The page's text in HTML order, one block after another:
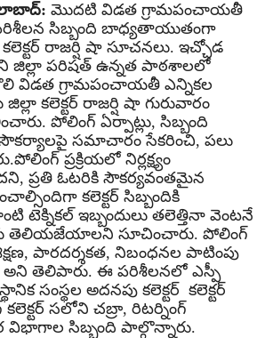
మొదటి విడత గ్రామపంచాయతీ
సిబ్బంది బాధ్యతాయుతంగా
రాజర్షి షా సూచనలు. ఇచ్చోడ
జిల్లా పరిషత్ ఉన్నత పాఠశాలలో
విడత గ్రామపంచాయతీ ఎన్నికల
కలెక్టర్ రాజర్షి షా గురువారం
పోలింగ్ ఏర్పాట్లు, సిబ్బంది
సౌకర్యాలపై సమాచారం సేకరించి, పలు
పోలింగ్ ప్రక్రియలో నిర్లక్ష్యం
ప్రతి ఓటరికి సౌకర్యవంతమైన
కలెక్టర్ సిబ్బందికి
టెక్నికల్ ఇబ్బందులు తలెత్తినా వెంటనే
తెలియజేయాలని సూచించారు. పోలింగ్
పారదర్శకత, నిబంధనల పాటింపు
అని తెలిపారు. ఈ పరిశీలనలో ఎస్పీ
సంస్థల అదనపు కలెక్టర్ కలెక్టర్
సలోని చబ్రా, రిటర్నింగ్
విభాగాల సిబ్బంది పాల్గొన్నారు.